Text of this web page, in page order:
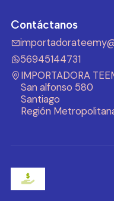
Contáctanos
56945144731
IMPORTADORA
San alfonso 580
Santiago
Región